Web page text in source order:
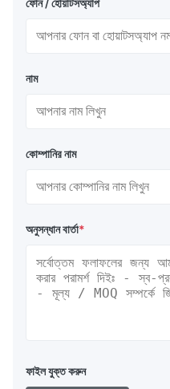
নাম
কোম্পানির নাম
অনুসন্ধান বার্তা*
ফাইল যুক্ত করুন